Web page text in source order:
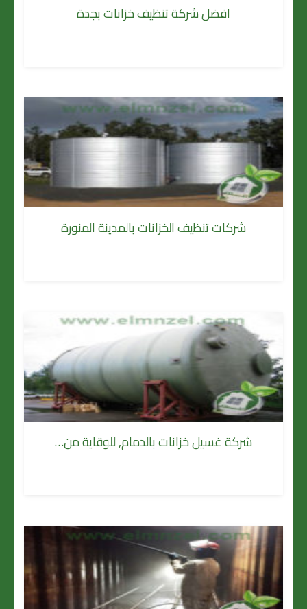
افضل شركة تنظيف خزانات بجدة
شركات تنظيف الخزانات بالمدينة المنورة
شركة غسيل خزانات بالدمام, للوقاية من…